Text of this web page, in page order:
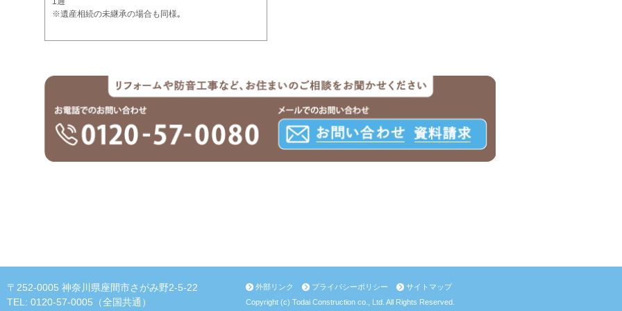
※遺産相続の未継承の場合も同様｡
〒252-0005 神奈川県座間市さがみ野2-5-22
TEL: 0120-57-0005（全国共通）
外部リンク プライバシーポリシー
サイトマップ
Copyright (c) Todai Construction co., Ltd. All Rights Reserved.